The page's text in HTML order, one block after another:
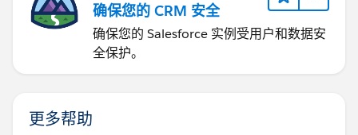
确保您的 CRM 安全
确保您的 Salesforce 实例受用户和数据安
全保护。
更多帮助